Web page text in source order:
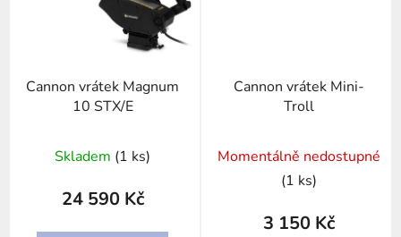
Cannon vrátek Magnum
10 STX/E
Skladem (1 ks)
24 590 Kč
Cannon vrátek Mini-
Troll
Momentálně nedostupné
(1 ks)
3 150 Kč